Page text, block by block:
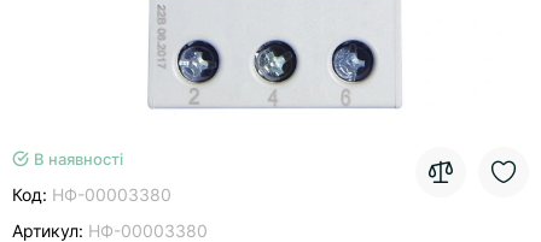
В наявності
Код: НФ-00003380
Артикул: НФ-00003380